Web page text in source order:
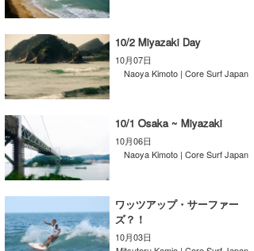
10/2 Miyazaki Day
10月07日
Naoya Kimoto | Core Surf Japan
10/1 Osaka ~ Miyazaki
10月06日
Naoya Kimoto | Core Surf Japan
ワッツアップ・サーファー
ズ？！
10月03日
S.K
Soulman
VAGY
waka☆=
YUKI☆
ハンマー